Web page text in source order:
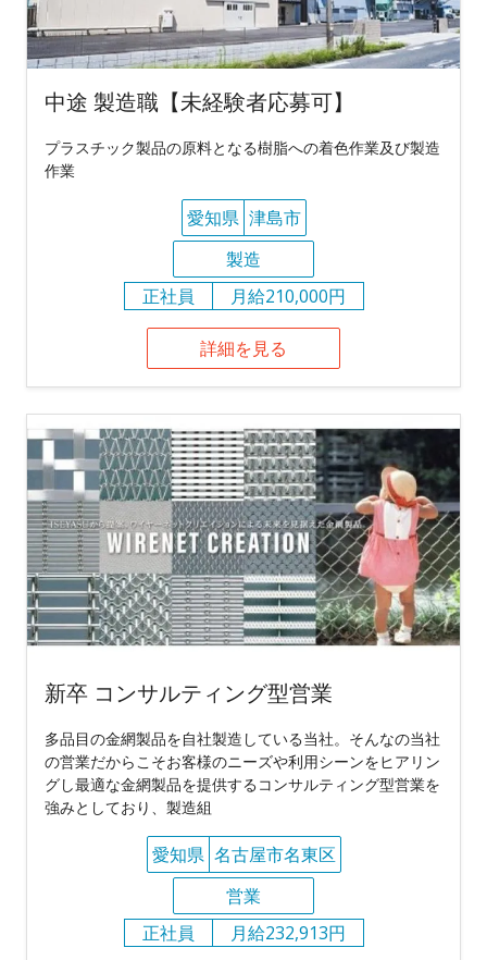
中途 製造職【未経験者応募可】
プラスチック製品の原料となる樹脂への着色作業及び製造
作業
愛知県 津島市
製造
正社員
月給210,000円
詳細を見る
新卒 コンサルティング型営業
多品目の金網製品を自社製造している当社。そんなの当社
の営業だからこそお客様のニーズや利用シーンをヒアリン
グし最適な金網製品を提供するコンサルティング型営業を
強みとしており、製造組
愛知県 名古屋市名東区
営業
正社員
月給232,913円